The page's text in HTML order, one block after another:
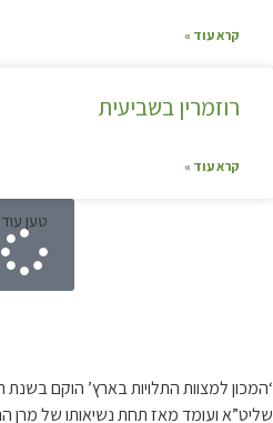
קרא עוד »
רוזמרין בשביעית
קרא עוד »
טען עוד
‘המכון למצוות התלויות בארץ’ הוקם בשנת
שליט”א ועומד מאז תחת נשיאותו של מרן